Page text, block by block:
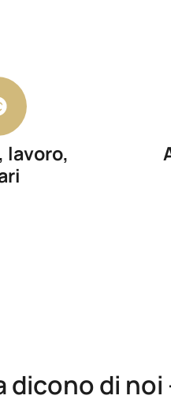
lavoro,
dicono di